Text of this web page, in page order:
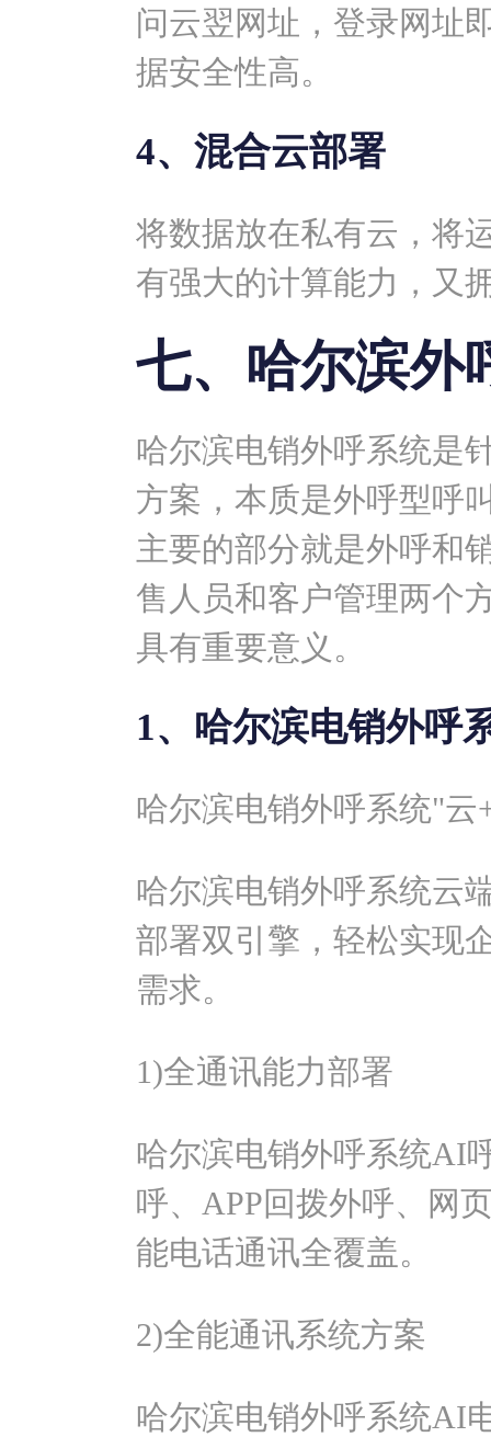
问云翌网址，登录网址
据安全性高。
4、混合云部署
将数据放在私有云，将
有强大的计算能力，又
七、哈尔滨外
哈尔滨电销外呼系统是
方案，本质是外呼型呼
主要的部分就是外呼和
售人员和客户管理两个
具有重要意义。
1、哈尔滨电销外呼
哈尔滨电销外呼系统"云
哈尔滨电销外呼系统云
部署双引擎，轻松实现
需求。
1)全通讯能力部署
哈尔滨电销外呼系统AI
呼、APP回拨外呼、网
能电话通讯全覆盖。
2)全能通讯系统方案
哈尔滨电销外呼系统AI